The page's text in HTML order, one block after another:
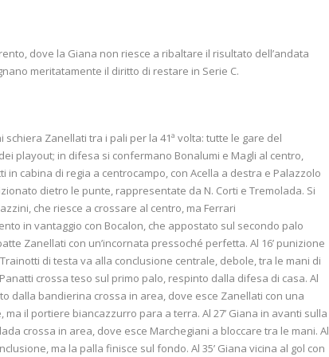
dove la Giana non riesce a ribaltare il risultato dell’andata
meritatamente il diritto di restare in Serie C.
schiera Zanellati tra i pali per la 41ª volta: tutte le gare del
playout; in difesa si confermano Bonalumi e Magli al centro,
cabina di regia a centrocampo, con Acella a destra e Palazzolo
dietro le punte, rappresentate da N. Corti e Tremolada. Si
che riesce a crossare al centro, ma Ferrari
in vantaggio con Bocalon, che appostato sul secondo palo
Zanellati con un’incornata pressoché perfetta. Al 16’ punizione
di testa va alla conclusione centrale, debole, tra le mani di
crossa teso sul primo palo, respinto dalla difesa di casa. Al
dalla bandierina crossa in area, dove esce Zanellati con una
il portiere biancazzurro para a terra. Al 27’ Giana in avanti sulla
crossa in area, dove esce Marchegiani a bloccare tra le mani. Al
ma la palla finisce sul fondo. Al 35’ Giana vicina al gol con